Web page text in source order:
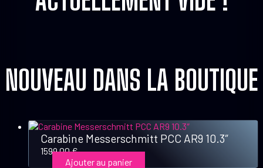
NOUVEAU DANS LA BOUTIQUE
Carabine Messerschmitt PCC AR9 10.3″
1599,00€
Ajouter au panier